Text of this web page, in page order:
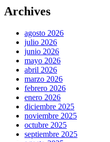
Archives
agosto 2026
julio 2026
junio 2026
mayo 2026
abril 2026
marzo 2026
febrero 2026
enero 2026
diciembre 2025
noviembre 2025
octubre 2025
septiembre 2025